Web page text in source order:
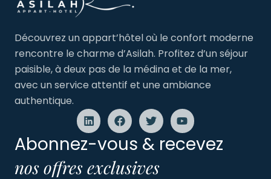
Découvrez un appart’hôtel où le confort moderne
rencontre le charme d’Asilah. Profitez d’un séjour
paisible, à deux pas de la médina et de la mer,
avec un service attentif et une ambiance
authentique.
Abonnez-vous & recevez
nos offres exclusives